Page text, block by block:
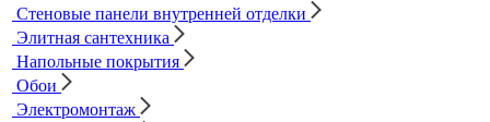
Стеновые панели внутренней отделки
Элитная сантехника
Напольные покрытия
Обои
Электромонтаж